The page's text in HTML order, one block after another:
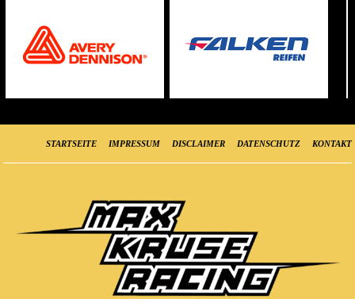
KONTAKT
DATENSCHUTZ
DISCLAIMER
IMPRESSUM
STARTSEITE